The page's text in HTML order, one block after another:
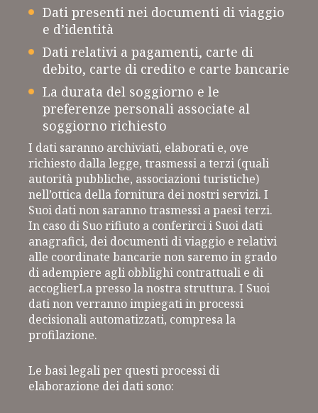
Dati presenti nei documenti di viaggio
e d’identità
Dati relativi a pagamenti, carte di
debito, carte di credito e carte bancarie
La durata del soggiorno e le
preferenze personali associate al
soggiorno richiesto
I dati saranno archiviati, elaborati e, ove
richiesto dalla legge, trasmessi a terzi (quali
autorità pubbliche, associazioni turistiche)
nell’ottica della fornitura dei nostri servizi. I
Suoi dati non saranno trasmessi a paesi terzi.
In caso di Suo rifiuto a conferirci i Suoi dati
anagrafici, dei documenti di viaggio e relativi
alle coordinate bancarie non saremo in grado
di adempiere agli obblighi contrattuali e di
accoglierLa presso la nostra struttura. I Suoi
dati non verranno impiegati in processi
decisionali automatizzati, compresa la
profilazione.
Le basi legali per questi processi di
elaborazione dei dati sono: